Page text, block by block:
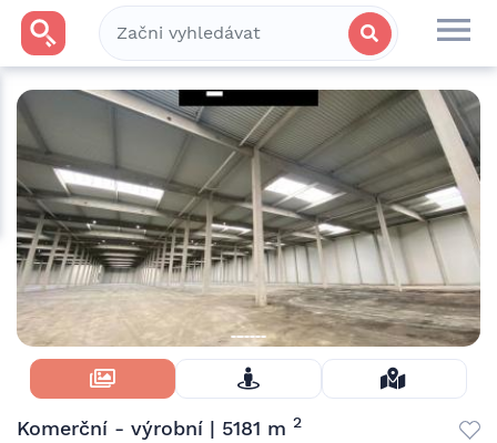
Skrýt Fotky
Komerční - výrobní | 5181 m 2